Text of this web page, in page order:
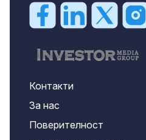
Контакти
За нас
Поверителност